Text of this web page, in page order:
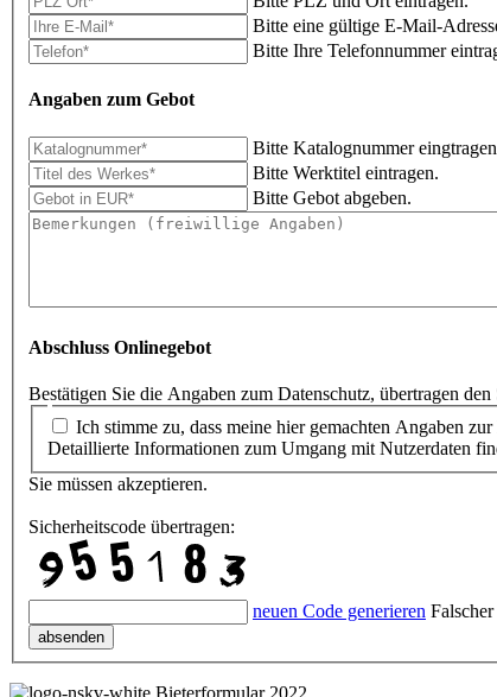
Bitte eine gültige E-Mail-
Bitte Ihre Telefonnummer
Angaben zum Gebot
Bitte Katalognummer
Bitte Werktitel eintragen.
Bitte Gebot abgeben.
Abschluss Onlinegebot
Bestätigen Sie die Angaben zum Datenschutz, übertragen
Detaillierte Informationen zum Umgang mit Nutzerdaten
Sie müssen akzeptieren.
Sicherheitscode übertragen:
neuen Code generieren
absenden